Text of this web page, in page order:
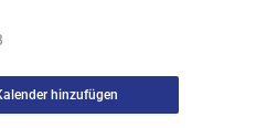
hinzufügen